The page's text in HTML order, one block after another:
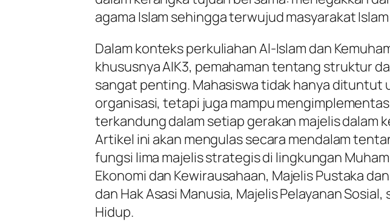
agama Islam sehingga terwujud masyarakat
Dalam konteks perkuliahan Al-Islam dan
khususnya AIK3, pemahaman tentang struktur
sangat penting. Mahasiswa tidak hanya dituntut
organisasi, tetapi juga mampu
terkandung dalam setiap gerakan majelis dalam
Artikel ini akan mengulas secara mendalam
fungsi lima majelis strategis di lingkungan
Ekonomi dan Kewirausahaan, Majelis Pustaka
dan Hak Asasi Manusia, Majelis Pelayanan
Hidup.